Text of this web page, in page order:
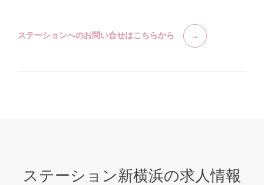
ステーションへのお問い合せはこちらから
ステーション新横浜の求人情報